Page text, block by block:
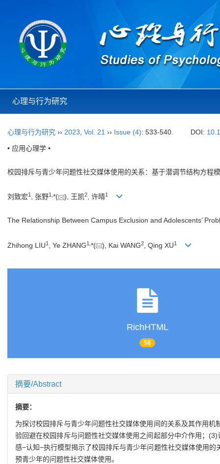
心理与行为研究
心理与行为研究 ›› 2023 Vol. 21 ›› Issue (4): 533-540. DOI:
• 应用心理学 •
校园排斥与青少年问题性社交媒体使用的关系：基于潜调节结构方程
刘致宏1 , 张野1 *( ), 王凯2, 许晴1
The Relationship Between Campus Exclusion and Adolescents’
Zhihong LIU1 , Ye ZHANG1 *( ), Kai WANG2 , Qing XU1
RichHTML
58
摘要/Abstract
摘要：
为探讨校园排斥与青少年问题性社交媒体使用间的关系及其作用
验回避在校园排斥与问题性社交媒体使用之间起部分中介作用；
感−认知−执行模型揭示了校园排斥与青少年问题性社交媒体使用
预青少年的问题性社交媒体使用。